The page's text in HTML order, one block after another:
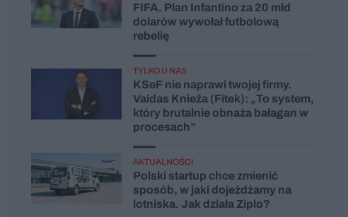
FIFA. Plan Infantino za 20 mld
dolarów wywołał futbolową
rebelię
TYLKO U NAS
KSeF nie naprawi twojej firmy.
Vaidas Knieža (Fitek): „To system,
który brutalnie obnaża bałagan w
procesach”
AKTUALNOŚCI
Polski startup chce zmienić
sposób, w jaki dojeżdżamy na
lotniska. Jak działa Ziplo?